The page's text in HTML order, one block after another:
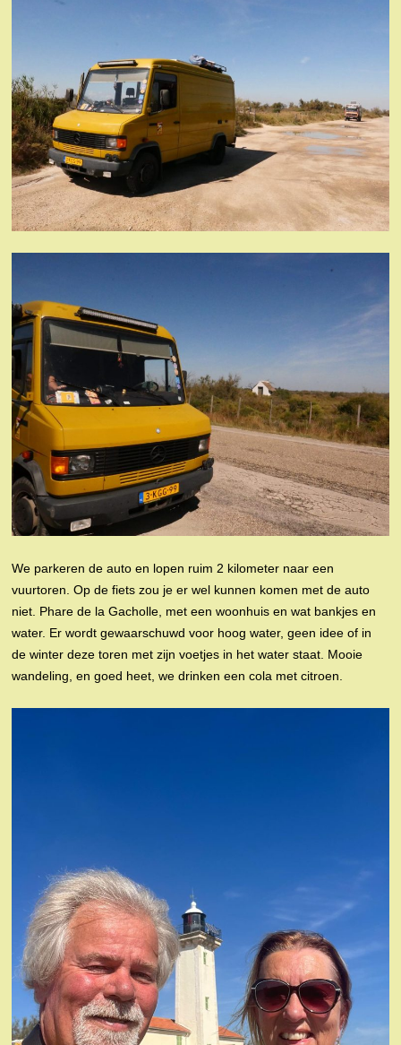
We parkeren de auto en lopen ruim 2 kilometer naar een
vuurtoren. Op de fiets zou je er wel kunnen komen met de auto
niet. Phare de la Gacholle, met een woonhuis en wat bankjes en
water. Er wordt gewaarschuwd voor hoog water, geen idee of in
de winter deze toren met zijn voetjes in het water staat. Mooie
wandeling, en goed heet, we drinken een cola met citroen.